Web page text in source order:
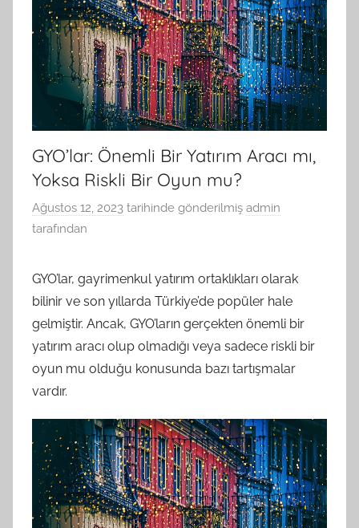
GYO’lar: Önemli Bir Yatırım Aracı mı,
Yoksa Riskli Bir Oyun mu?
Ağustos 12, 2023 tarihinde gönderilmiş admin
tarafından
GYO’lar, gayrimenkul yatırım ortaklıkları olarak
bilinir ve son yıllarda Türkiye’de popüler hale
gelmiştir. Ancak, GYO’ların gerçekten önemli bir
yatırım aracı olup olmadığı veya sadece riskli bir
oyun mu olduğu konusunda bazı tartışmalar
vardır.